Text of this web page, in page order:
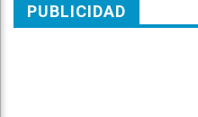
PUBLICIDAD